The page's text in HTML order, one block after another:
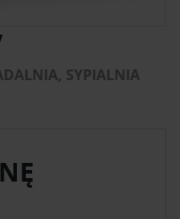
SYPIALNIA